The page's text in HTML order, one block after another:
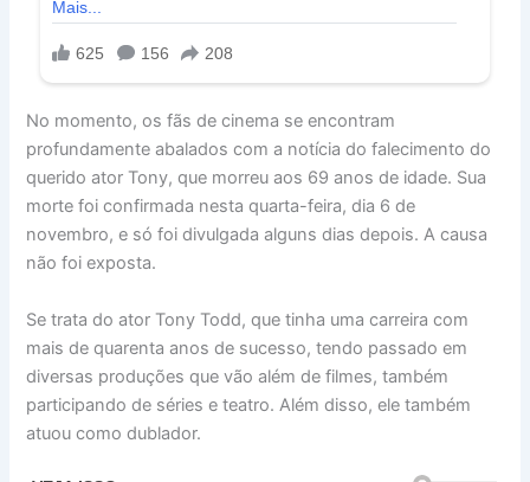
No momento, os fãs de cinema se encontram
profundamente abalados com a notícia do falecimento do
querido ator Tony, que morreu aos 69 anos de idade. Sua
morte foi confirmada nesta quarta-feira, dia 6 de
novembro, e só foi divulgada alguns dias depois. A causa
não foi exposta.
Se trata do ator Tony Todd, que tinha uma carreira com
mais de quarenta anos de sucesso, tendo passado em
diversas produções que vão além de filmes, também
participando de séries e teatro. Além disso, ele também
atuou como dublador.